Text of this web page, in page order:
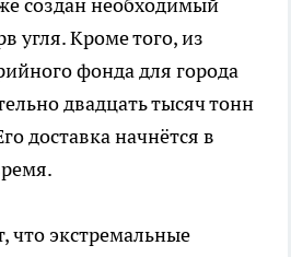
угля. Кроме того, из
фонда для города
двадцать тысяч тонн
доставка начнётся в
что экстремальные